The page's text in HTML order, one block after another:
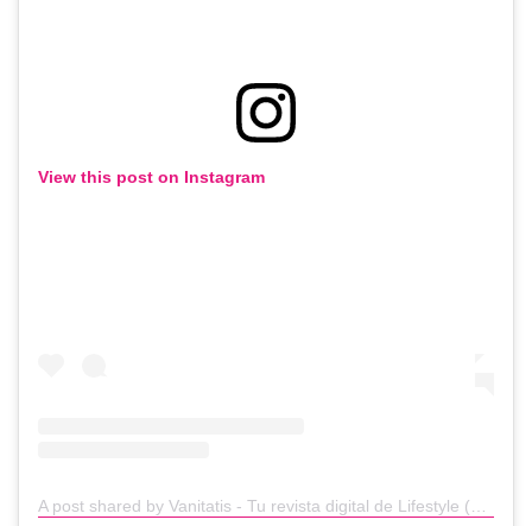
View this post on Instagram
A post shared by Vanitatis - Tu revista digital de Lifestyle (@vanitatis)